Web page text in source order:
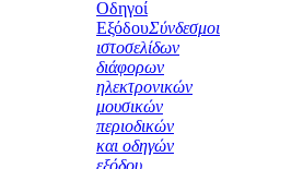
Οδηγοί
ΕξόδουΣύνδεσμοι
ιστοσελίδων
διάφορων
ηλεκτρονικών
μουσικών
περιοδικών
και οδηγών